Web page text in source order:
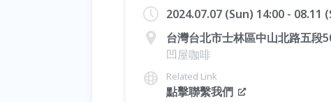
2024.07.07 (Sun) 14:00 - 08.11
台灣台北市士林區中山北路五段
凹屋咖啡
Related Link
點擊聯繫我們